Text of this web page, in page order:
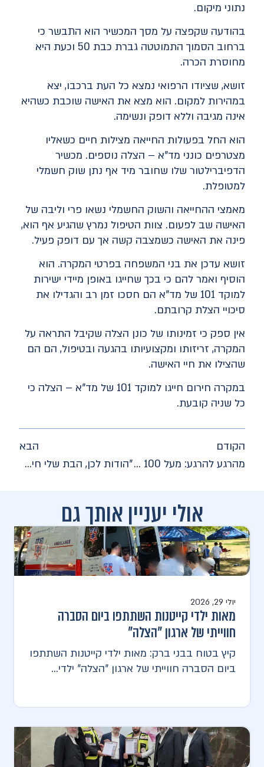
נתוני מיקום.
בהודעה שקפצה על מסך המכשיר הוא התבשר כי
ברחוב הסמוך התמוטטה גברת כבת 50 וכעת היא
מחוסרת הכרה.
זושא, שציודו הרפואי נמצא כל העת ברכבו, יצא
במהירות למקום. הוא מצא את האישה שוכבת כשהיא
אינה מגיבה וללא דופק ונשימה.
הוא החל בפעולות החייאה מצילות חיים כשאליו
מצטרפים כונני מד"א – הצלה נוספים. מכשיר
הדפיברילטור שלו שחובר מיד אף נתן שוק חשמלי
למטופלת.
מאמצי ההחייאה והשוק החשמלי נשאו פרי וליבה של
האישה שב לפעום. צוות הטיפול נמרץ שהגיע אף הוא,
פינה את האישה כשמצבה קשה אך עם דופק פעיל.
זושא עדכן את בני המשפחה בפרטי המקרה. הוא
הוסיף ואמר להם כי בכך שחייגו באופן מיידי ישירות
למוקד 101 של מד"א הם חסכו זמן רב והגדילו את
סיכויי הצלת קרובתם.
אין ספק כי זמינותו של כונן הצלה שקיבל התראה על
המקרה, זריזותו ומקצועיותו בהגעה ובטיפול, הם הם
שהצילו את חיי האישה.
במקרה חירום חייגו למוקד 101 של מד"א – הצלה כי
כל שניה קובעת.
הקודם
מהרגע להרגע: מעל 100 מנות דם במבצע התרמה של הצלה
הבא
"הודות לכן, הבת שלי חיה היום": רגע מרגש באירוע הוקרה לנשות כונני הלילה של 'הצלה'
אולי יעניין אותך גם
יולי 29, 2026
מאות ילדי קייטנות השתתפו ביום הסברה
חווייתי של ארגון "הצלה"
קיץ בטוח בבני ברק: מאות ילדי קייטנות השתתפו
ביום הסברה חווייתי של ארגון "הצלה" ילדי...